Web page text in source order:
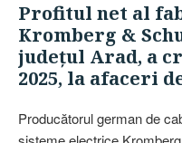
Profitul net al
Kromberg &
judeţul Arad, a
2025, la afaceri
Producătorul german de